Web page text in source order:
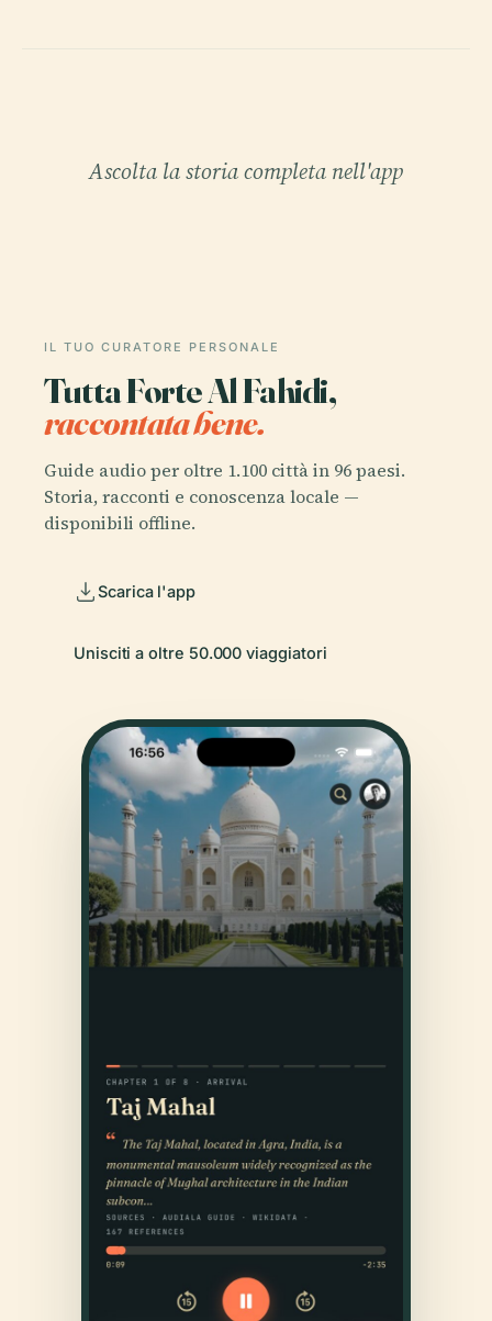
Ascolta la storia completa nell'app
IL TUO CURATORE PERSONALE
Tutta Forte Al Fahidi,
raccontata bene.
Guide audio per oltre 1.100 città in 96 paesi.
Storia, racconti e conoscenza locale —
disponibili offline.
Scarica l'app
Unisciti a oltre 50.000 viaggiatori